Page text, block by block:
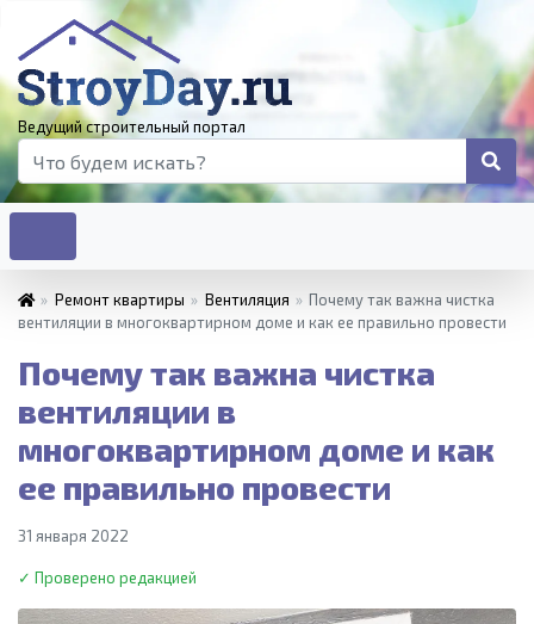
Ведущий строительный портал
» Ремонт квартиры » Вентиляция » Почему так важна чистка
вентиляции в многоквартирном доме и как ее правильно провести
Почему так важна чистка
вентиляции в
многоквартирном доме и как
ее правильно провести
31 января 2022
✓ Проверено редакцией